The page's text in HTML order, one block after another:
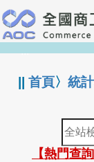
跳
到
主
要
:::
||首頁〉統
全
站
檢
【熱門查